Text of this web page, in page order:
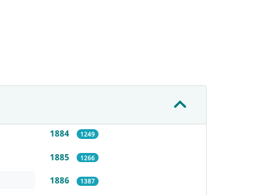
1884 1249
1885 1266
1886 1387